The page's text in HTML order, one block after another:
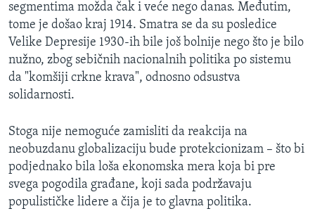
segmentima možda čak i veće nego danas. Međutim,
tome je došao kraj 1914. Smatra se da su posledice
Velike Depresije 1930-ih bile još bolnije nego što je bilo
nužno, zbog sebičnih nacionalnih politika po sistemu
da "komšiji crkne krava", odnosno odsustva
solidarnosti.
Stoga nije nemoguće zamisliti da reakcija na
neobuzdanu globalizaciju bude protekcionizam – što bi
podjednako bila loša ekonomska mera koja bi pre
svega pogodila građane, koji sada podržavaju
populističke lidere a čija je to glavna politika.